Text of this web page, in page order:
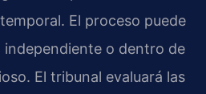
El proceso puede
independiente o dentro de
El tribunal evaluará las